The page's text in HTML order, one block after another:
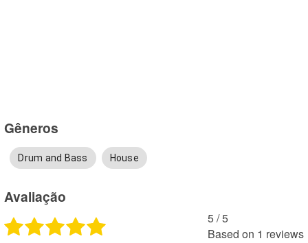
Gêneros
Drum and Bass House
Avaliação
5 /5
Based on 1 reviews